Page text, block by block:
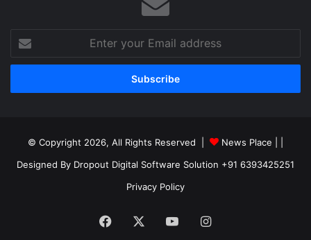
your
Email
© Copyright 2026, All Rights Reserved | News Place |
Designed By Dropout Digital Software Solution +91 6393425251
Privacy Policy
Facebook YouTubeInstagram